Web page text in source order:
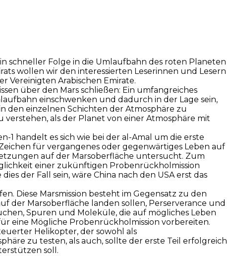
schneller Folge in die Umlaufbahn des roten Planeten
wollen wir den interessierten Leserinnen und Lesern
Vereinigten Arabischen Emirate.
über den Mars schließen: Ein umfangreiches
einschwenken und dadurch in der Lage sein,
den einzelnen Schichten der Atmosphäre zu
als der Planet von einer Atmosphäre mit
1 handelt es sich wie bei der al-Amal um die erste
für vergangenes oder gegenwärtiges Leben auf
auf der Marsoberfläche untersucht. Zum
einer zukünftigen Probenrückholmission
der Fall sein, wäre China nach den USA erst das
Diese Marsmission besteht im Gegensatz zu den
der Marsoberfläche landen sollen, Perserverance und
Spuren und Moleküle, die auf mögliches Leben
eine Mögliche Probenrückholmission vorbereiten.
Helikopter, der sowohl als
zu testen, als auch, sollte der erste Teil erfolgreich
soll.